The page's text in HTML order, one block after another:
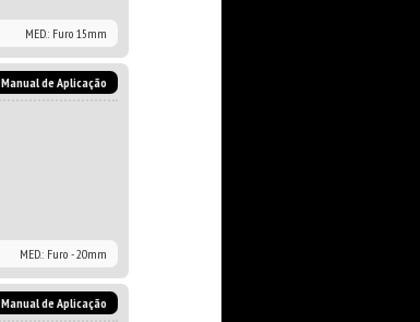
MED.: Furo 15mm
Manual de Aplicação
MED.: Furo - 20mm
Manual de Aplicação